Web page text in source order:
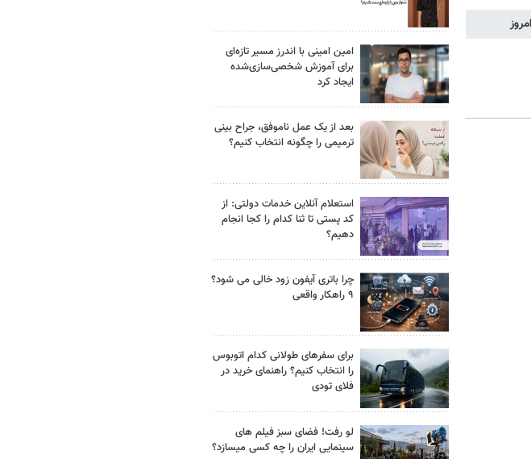
امین امینی با اندرز مسیر تازه‌ای
برای آموزش شخصی‌سازی‌شده
ایجاد کرد
بعد از یک عمل ناموفق، جراح بینی
ترمیمی را چگونه انتخاب کنیم؟
استعلام آنلاین خدمات دولتی: از
کد پستی تا ثنا کدام را کجا انجام
دهیم؟
چرا باتری آیفون زود خالی می شود؟
۹ راهکار واقعی
برای سفرهای طولانی کدام اتوبوس
را انتخاب کنیم؟ راهنمای خرید در
فلای تودی
لو رفت! فضای سبز فیلم های
سینمایی ایران را چه کسی میسازد؟